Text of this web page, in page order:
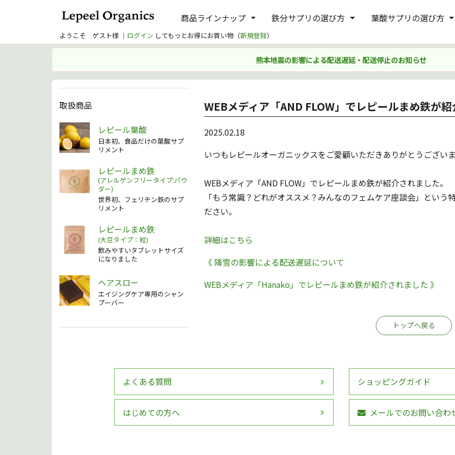
商品ラインナップ 鉄分サプリの選び方 葉酸サプリの選び方
ようこそ ゲスト様 ｜ ログイン してもっとお得にお買い物（新規登録）
熊本地震の影響による配送遅延・配送停止のお知らせ
取扱商品
レピール葉酸
日本初、食品だけの葉酸サプ
リメント
レピールまめ鉄
(アレルゲンフリータイプ:パウ
ダー)
世界初、フェリチン鉄のサプ
リメント
レピールまめ鉄
(大豆タイプ：粒)
飲みやすいタブレットサイズ
になりました
ヘアスロー
エイジングケア専用のシャン
プーバー
WEBメディア「AND FLOW」でレピールまめ鉄が
2025.02.18
いつもレピールオーガニックスをご愛顧いただきありがとうござい
WEBメディア「AND FLOW」でレピールまめ鉄が紹介されました。
「もう常識？どれがオススメ？みんなのフェムケア座談会」とい
ださい。
詳細はこちら
《 降雪の影響による配送遅延について
WEBメディア「Hanako」でレピールまめ鉄が紹介されました 》
トップへ戻る
よくある質問
はじめての方へ
ショッピングガイド
メールでのお問い合わ